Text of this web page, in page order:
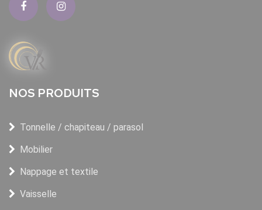
NOS PRODUITS
Tonnelle / chapiteau / parasol
Mobilier
Nappage et textile
Vaisselle